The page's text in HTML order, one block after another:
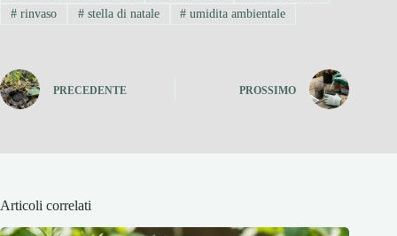
#rinvaso #stella di natale # umidita ambientale
PRECEDENTE PROSSIMO
Articoli correlati